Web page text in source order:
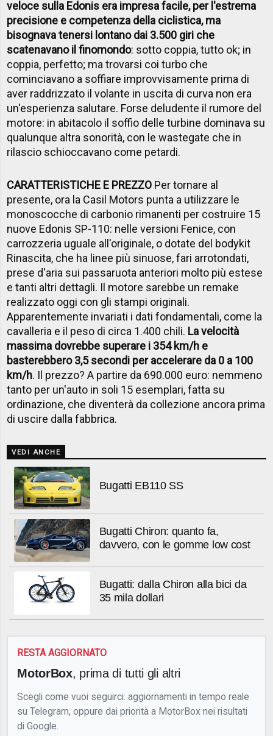
veloce sulla Edonis era impresa facile, per l'estrema
precisione e competenza della ciclistica, ma
bisognava tenersi lontano dai 3.500 giri che
scatenavano il finomondo: sotto coppia, tutto ok; in
coppia, perfetto; ma trovarsi coi turbo che
cominciavano a soffiare improvvisamente prima di
aver raddrizzato il volante in uscita di curva non era
un'esperienza salutare. Forse deludente il rumore del
motore: in abitacolo il soffio delle turbine dominava su
qualunque altra sonorità, con le wastegate che in
rilascio schioccavano come petardi.
CARATTERISTICHE E PREZZO Per tornare al
presente, ora la Casil Motors punta a utilizzare le
monoscocche di carbonio rimanenti per costruire 15
nuove Edonis SP-110: nelle versioni Fenice, con
carrozzeria uguale all'originale, o dotate del bodykit
Rinascita, che ha linee più sinuose, fari arrotondati,
prese d'aria sui passaruota anteriori molto più estese
e tanti altri dettagli. Il motore sarebbe un remake
realizzato oggi con gli stampi originali.
Apparentemente invariati i dati fondamentali, come la
cavalleria e il peso di circa 1.400 chili. La velocità
massima dovrebbe superare i 354 km/h e
basterebbero 3,5 secondi per accelerare da 0 a 100
km/h. Il prezzo? A partire da 690.000 euro: nemmeno
tanto per un'auto in soli 15 esemplari, fatta su
ordinazione, che diventerà da collezione ancora prima
di uscire dalla fabbrica.
VEDI ANCHE
Bugatti EB110 SS
Bugatti Chiron: quanto fa,
davvero, con le gomme low cost
Bugatti: dalla Chiron alla bici da
35 mila dollari
RESTA AGGIORNATO
MotorBox, prima di tutti gli altri
Scegli come vuoi seguirci: aggiornamenti in tempo reale
su Telegram, oppure dai priorità a MotorBox nei risultati
di Google.